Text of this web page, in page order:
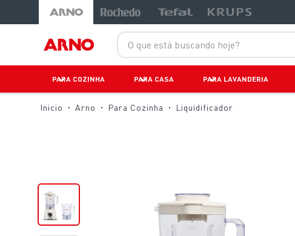
O que está buscando hoje?
PARA COZINHA PARA CASA PARA LAVANDERIA
Arno Para Cozinha Liquidificador